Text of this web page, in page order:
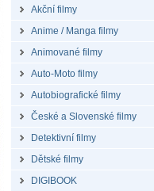
Akční filmy
Anime / Manga filmy
Animované filmy
Auto-Moto filmy
Autobiografické filmy
České a Slovenské filmy
Detektivní filmy
Dětské filmy
DIGIBOOK